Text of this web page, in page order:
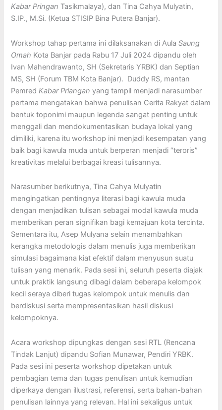
Kabar Pringan Tasikmalaya), dan Tina Cahya Mulyatin,
S.IP., M.Si. (Ketua STISIP Bina Putera Banjar).
Workshop tahap pertama ini dilaksanakan di AulaSaung
Omah Kota Banjar pada Rabu 17 Juli 2024 dipandu oleh
Ivan Mahendrawanto, SH (Sekretaris YRBK) dan Septian
MS, SH (Forum TBM Kota Banjar). Duddy RS, mantan
PemredKabar Priangan yang tampil menjadi narasumber
pertama mengatakan bahwa penulisan Cerita Rakyat dalam
bentuk toponimi maupun legenda sangat penting untuk
menggali dan mendokumentasikan budaya lokal yang
dimiliki, karena itu workshop ini menjadi kesempatan yang
baik bagi kawula muda untuk berperan menjadi “teroris”
kreativitas melalui berbagai kreasi tulisannya.
Narasumber berikutnya, Tina Cahya Mulyatin
mengingatkan pentingnya literasi bagi kawula muda
dengan menjadikan tulisan sebagai modal kawula muda
memberikan peran signifikan bagi kemajuan kota tercinta.
Sementara itu, Asep Mulyana selain menambahkan
kerangka metodologis dalam menulis juga memberikan
simulasi bagaimana kiat efektif dalam menyusun suatu
tulisan yang menarik. Pada sesi ini, seluruh peserta diajak
untuk praktik langsung dibagi dalam beberapa kelompok
kecil seraya diberi tugas kelompok untuk menulis dan
berdiskusi serta mempresentasikan hasil diskusi
kelompoknya.
Acara workshop dipungkas dengan sesi RTL (Rencana
Tindak Lanjut) dipandu Sofian Munawar, Pendiri YRBK.
Pada sesi ini peserta workshop dipetakan untuk
pembagian tema dan tugas penulisan untuk kemudian
diperkaya dengan illustrasi, referensi, serta bahan-bahan
penulisan lainnya yang relevan. Hal ini sekaligus untuk